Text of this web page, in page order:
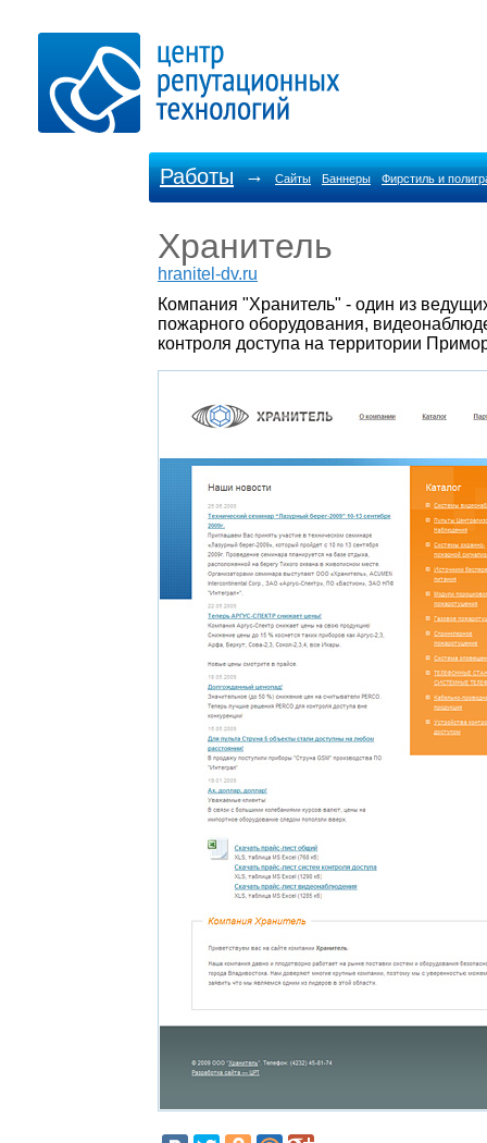
Работы → Сайты Баннеры Фирстиль и
Хранитель
hranitel-dv.ru
Компания "Хранитель" - один из
пожарного оборудования,
контроля доступа на территории